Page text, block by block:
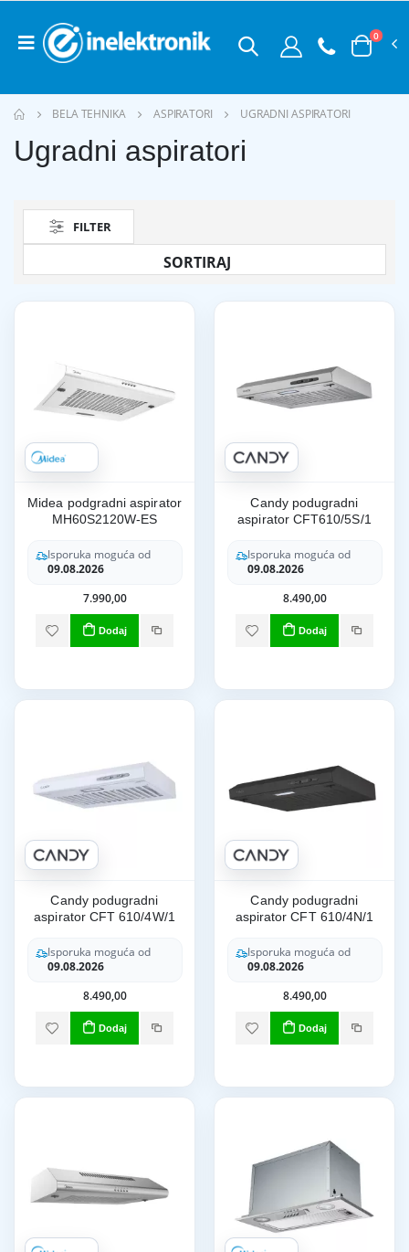
0
BELA TEHNIKA ASPIRATORI UGRADNI ASPIRATORI
Ugradni aspiratori
FILTER
Midea podgradni aspirator
MH60S2120W-ES
Isporuka moguća od
09.08.2026
7.990,00
Dodaj
Candy podugradni
aspirator CFT610/5S/1
Isporuka moguća od
09.08.2026
8.490,00
Dodaj
Candy podugradni
aspirator CFT 610/4W/1
Isporuka moguća od
09.08.2026
8.490,00
Dodaj
Candy podugradni
aspirator CFT 610/4N/1
Isporuka moguća od
09.08.2026
8.490,00
Dodaj